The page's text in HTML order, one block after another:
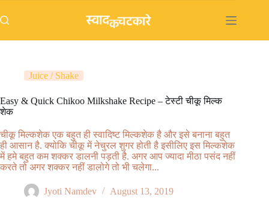
to
content
Juice / Shake
Easy & Quick Chikoo Milkshake Recipe – टेस्टी चीकू मिल्क
शेक
चीकू मिल्कशेक एक बहुत ही स्वादिष्ट मिल्कशेक है और इसे बनाना बहुत
ही आसान है. क्योकि चीकू में नेचुरल शुगर होती है इसीलिए इस मिल्कशेक
में हमे बहुत कम शक्कर डालनी पड़ती है. अगर आप ज्यादा मीठा पसंद नहीं
करते तो अगर शक्कर नहीं डालोगे तो भी चलेगा...
Jyoti Namdev August 13, 2019